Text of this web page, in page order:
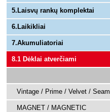
5.Laisvų rankų komplektai
6.Laikikliai
7.Akumuliatoriai
8.1 Dėklai atverčiami
Vintage / Prime / Velvet / Seam
MAGNET / MAGNETIC